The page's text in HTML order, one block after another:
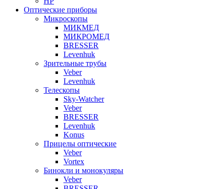
Оптические приборы
Микроскопы
МИКМЕД
МИКРОМЕД
BRESSER
Levenhuk
Зрительные трубы
Veber
Levenhuk
Телескопы
Sky-Watcher
Veber
BRESSER
Levenhuk
Konus
Прицелы оптические
Veber
Vortex
Бинокли и монокуляры
Veber